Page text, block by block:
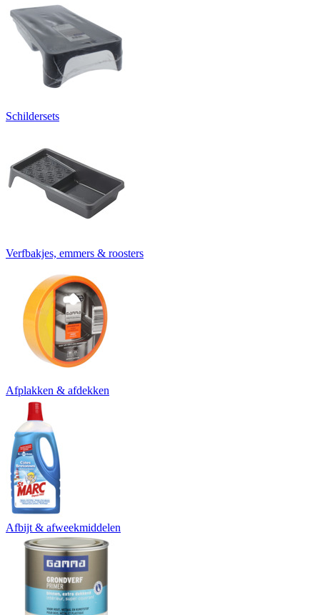
Schildersets
Verfbakjes, emmers & roosters
Afplakken & afdekken
Afbijt & afweekmiddelen